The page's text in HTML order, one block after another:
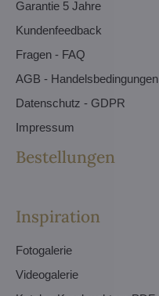
Garantie 5 Jahre
Kundenfeedback
Fragen - FAQ
AGB - Handelsbedingungen
Datenschutz - GDPR
Impressum
Bestellungen
Inspiration
Fotogalerie
Videogalerie